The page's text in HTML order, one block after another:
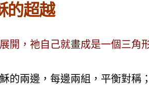
的超越
開，祂自己就畫成是一個三
的兩邊，每邊兩組，平衡對